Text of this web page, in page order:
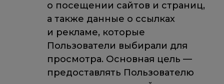
о посещении сайтов и страниц,
а также данные о ссылках
и рекламе, которые
Пользователи выбирали для
просмотра. Основная цель —
предоставлять Пользователю